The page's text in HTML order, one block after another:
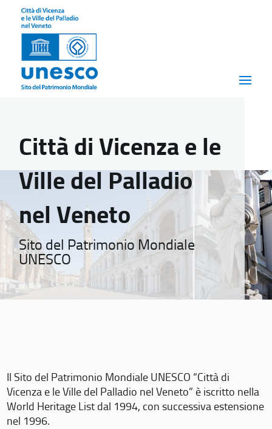
Città di Vicenza e le
Ville del Palladio
nel Veneto
Sito del Patrimonio Mondiale
UNESCO
Il Sito del Patrimonio Mondiale UNESCO “Città di
Vicenza e le Ville del Palladio nel Veneto” è iscritto nella
World Heritage List dal 1994, con successiva estensione
nel 1996.